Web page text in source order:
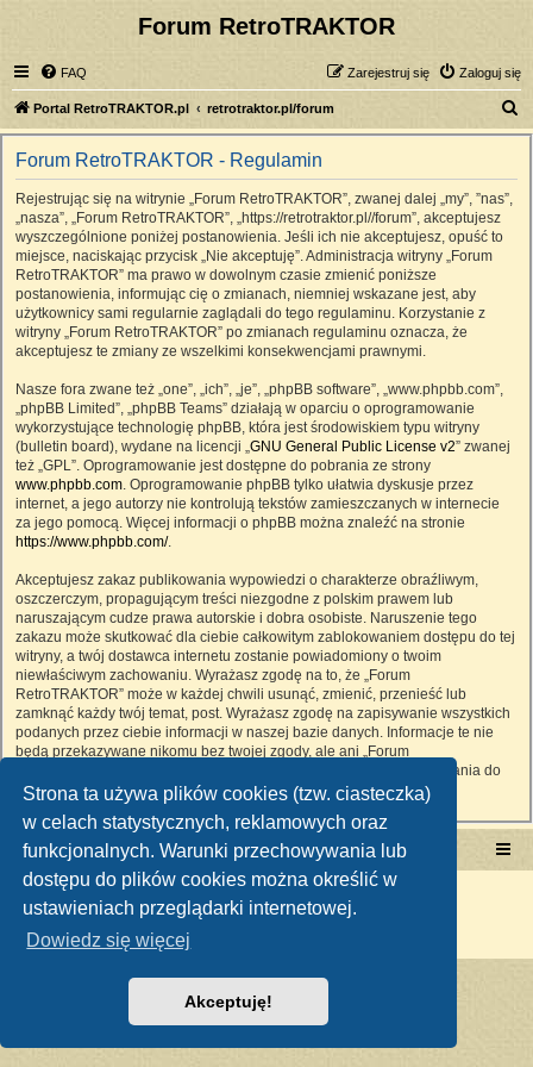
Strona ta używa plików cookies (tzw. ciasteczka)
w celach statystycznych, reklamowych oraz
funkcjonalnych. Warunki przechowywania lub
dostępu do plików cookies można określić w
ustawieniach przeglądarki internetowej.
Dowiedz się więcej
Akceptuję!
Forum RetroTRAKTOR
FAQ Zaloguj się
Zarejestruj się
Portal RetroTRAKTOR.pl retrotraktor.pl/forum
z
Forum RetroTRAKTOR - Regulamin
Rejestrując się na witrynie „Forum RetroTRAKTOR”, zwanej dalej „my”, ”nas”,
„nasza”, „Forum RetroTRAKTOR”, „https://retrotraktor.pl//forum”, akceptujesz
wyszczególnione poniżej postanowienia. Jeśli ich nie akceptujesz, opuść to
miejsce, naciskając przycisk „Nie akceptuję”. Administracja witryny „Forum
RetroTRAKTOR” ma prawo w dowolnym czasie zmienić poniższe
postanowienia, informując cię o zmianach, niemniej wskazane jest, aby
użytkownicy sami regularnie zaglądali do tego regulaminu. Korzystanie z
witryny „Forum RetroTRAKTOR” po zmianach regulaminu oznacza, że
akceptujesz te zmiany ze wszelkimi konsekwencjami prawnymi.
Nasze fora zwane też „one”, „ich”, „je”, „phpBB software”, „www.phpbb.com”,
„phpBB Limited”, „phpBB Teams” działają w oparciu o oprogramowanie
wykorzystujące technologię phpBB, która jest środowiskiem typu witryny
(bulletin board), wydane na licencji „GNU General Public License v2” zwanej
też „GPL”. Oprogramowanie jest dostępne do pobrania ze strony
www.phpbb.com. Oprogramowanie phpBB tylko ułatwia dyskusje przez
internet, a jego autorzy nie kontrolują tekstów zamieszczanych w internecie
za jego pomocą. Więcej informacji o phpBB można znaleźć na stronie
https://www.phpbb.com/.
Akceptujesz zakaz publikowania wypowiedzi o charakterze obraźliwym,
oszczerczym, propagującym treści niezgodne z polskim prawem lub
naruszającym cudze prawa autorskie i dobra osobiste. Naruszenie tego
zakazu może skutkować dla ciebie całkowitym zablokowaniem dostępu do tej
witryny, a twój dostawca internetu zostanie powiadomiony o twoim
niewłaściwym zachowaniu. Wyrażasz zgodę na to, że „Forum
RetroTRAKTOR” może w każdej chwili usunąć, zmienić, przenieść lub
zamknąć każdy twój temat, post. Wyrażasz zgodę na zapisywanie wszystkich
podanych przez ciebie informacji w naszej bazie danych. Informacje te nie
będą przekazywane nikomu bez twojej zgody, ale ani „Forum
RetroTRAKTOR”, ani phpBB nie ponosi odpowiedzialności za włamania do
witryny, podczas których może dojść do kradzieży danych.
Portal RetroTRAKTOR.pl retrotraktor.pl/forum
Technologię dostarcza
Polski pakiet językowy dostarczaphpBB.pl
Zasady ochrony danych osobowych